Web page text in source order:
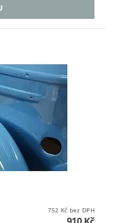
752 Kč bez DPH